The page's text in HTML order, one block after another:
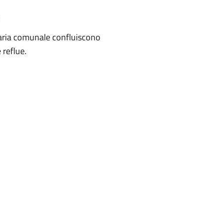
comunale confluiscono
reflue.